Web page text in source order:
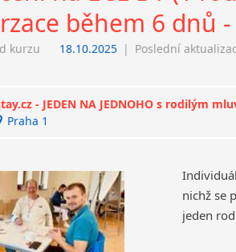
během 6 dnů -
kurzu 18.10.2025 | Poslední
- JEDEN NA JEDNOHO s rodilým
Praha 1
nichž se